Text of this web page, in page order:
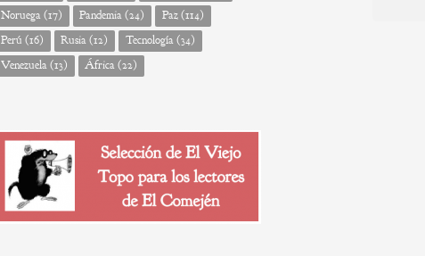
Noruega(17) Pandemia(24) Paz(114)
Perú (16) Rusia(12) Tecnología(34)
Venezuela(13) África(22)